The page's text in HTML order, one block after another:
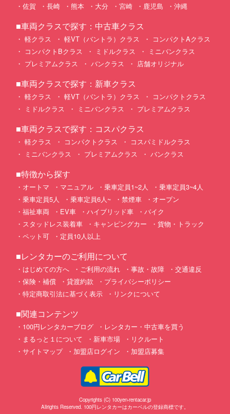
佐賀
長崎 熊本 大分 宮崎 鹿児島 沖縄
■車両クラスで探す：中古車クラス
軽クラス 軽VT（バントラ）クラス
コンパクトAクラス
コンパクトBクラス
ミドルクラス
ミニバンクラス
プレミアムクラス
バンクラス 店舗オリジナル
■車両クラスで探す：新車クラス
軽クラス 軽VT（バントラ）クラス
コンパクトクラス
ミドルクラス
ミニバンクラス プレミアムクラス
■車両クラスで探す：コスパクラス
軽クラス コンパクトクラス
コスパミドルクラス
ミニバンクラス
プレミアムクラス バンクラス
■特徴から探す
オートマ マニュアル 乗車定員1~2人
乗車定員3~4人
乗車定員5人
乗車定員6人~ 禁煙車
オープン
福祉車両
EV車 ハイブリッド車
バイク
スタッドレス装着車
キャンピングカー
貨物・トラック
ペット可
定員10人以上
■レンタカーのご利用について
はじめての方へ ご利用の流れ 事故・故障
交通違反
保険・補償
貸渡約款
プライバシーポリシー
特定商取引法に基づく表示
リンクについて
■関連コンテンツ
100円レンタカーブログ
レンタカー・中古車を買う
まるっと１について
新車市場
リクルート
サイトマップ
加盟店ログイン 加盟店募集
Copyrights (C) 100yen-rentacar.jp
Allrights Reserved. 100円レンタカーはカーベルの登録商標です。